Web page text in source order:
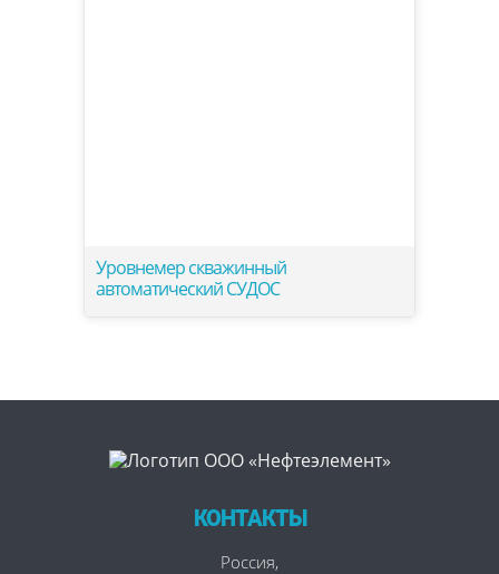
Уровнемер скважинный
автоматический СУДОС
КОНТАКТЫ
Россия,